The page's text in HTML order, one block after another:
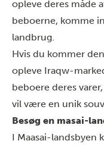
opleve deres måde
beboerne, komme
landbrug.
Hvis du kommer
opleve Iraqw-
beboere deres
vil være en unik
Besøg en masai-
I Maasai-landsbyen